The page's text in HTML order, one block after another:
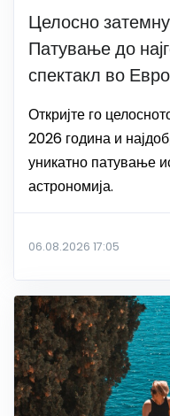
Целосно
Патување до
спектакл во
Откријте го
2026 година и
уникатно патување
астрономија.
06.08.2026 17:05